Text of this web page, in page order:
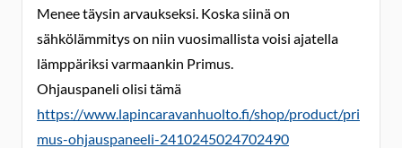
Menee täysin arvaukseksi. Koska siinä on
sähkölämmitys on niin vuosimallista voisi ajatella
lämppäriksi varmaankin Primus.
Ohjauspaneli olisi tämä
https://www.lapincaravanhuolto.fi/shop/product/pri
mus-ohjauspaneeli-2410245024702490